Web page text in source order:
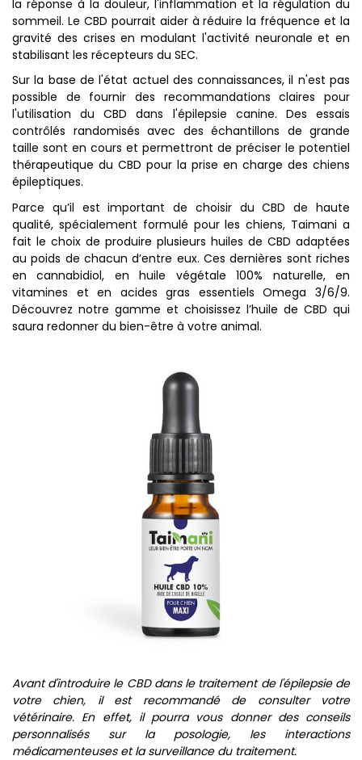
la réponse à la douleur, l'inflammation et la régulation du
sommeil. Le CBD pourrait aider à réduire la fréquence et la
gravité des crises en modulant l'activité neuronale et en
stabilisant les récepteurs du SEC.
Sur la base de l'état actuel des connaissances, il n'est pas
possible de fournir des recommandations claires pour
l'utilisation du CBD dans l'épilepsie canine. Des essais
contrôlés randomisés avec des échantillons de grande
taille sont en cours et permettront de préciser le potentiel
thérapeutique du CBD pour la prise en charge des chiens
épileptiques.
Parce qu’il est important de choisir du CBD de haute
qualité, spécialement formulé pour les chiens, Taimani a
fait le choix de produire plusieurs huiles de CBD adaptées
au poids de chacun d’entre eux. Ces dernières sont riches
en cannabidiol, en huile végétale 100% naturelle, en
vitamines et en acides gras essentiels Omega 3/6/9.
Découvrez notre gamme et choisissez l’huile de CBD qui
saura redonner du bien-être à votre animal.
Avant d'introduire le CBD dans le traitement de l'épilepsie de
votre chien, il est recommandé de consulter votre
vétérinaire. En effet, il pourra vous donner des conseils
personnalisés sur la posologie, les interactions
médicamenteuses et la surveillance du traitement.